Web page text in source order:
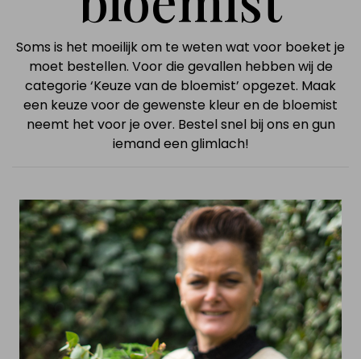
Soms is het moeilijk om te weten wat voor boeket je
moet bestellen. Voor die gevallen hebben wij de
categorie ‘Keuze van de bloemist’ opgezet. Maak
een keuze voor de gewenste kleur en de bloemist
neemt het voor je over. Bestel snel bij ons en gun
iemand een glimlach!